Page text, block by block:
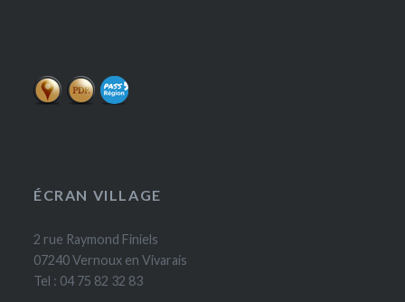
ÉCRAN VILLAGE
2 rue Raymond Finiels
07240 Vernoux en Vivarais
Tel : 04 75 82 32 83